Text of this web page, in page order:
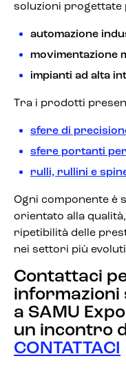
soluzioni progettate
automazione
movimentazione
impianti ad alta
Tra i prodotti
sfere di
sfere portanti
rulli, rullini e
Ogni componente è
orientato alla
ripetibilità delle
nei settori più
Contattaci
informazioni
a SAMU
un incontro
CONTATTACI